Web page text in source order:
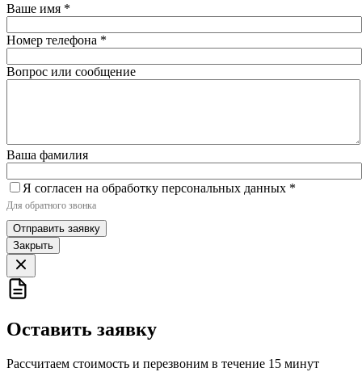
Ваше имя *
Номер телефона *
Вопрос или сообщение
Ваша фамилия
Я согласен на обработку персональных данных *
Для обратного звонка
Отправить заявку
Закрыть
Оставить заявку
Рассчитаем стоимость и перезвоним в течение 15 минут